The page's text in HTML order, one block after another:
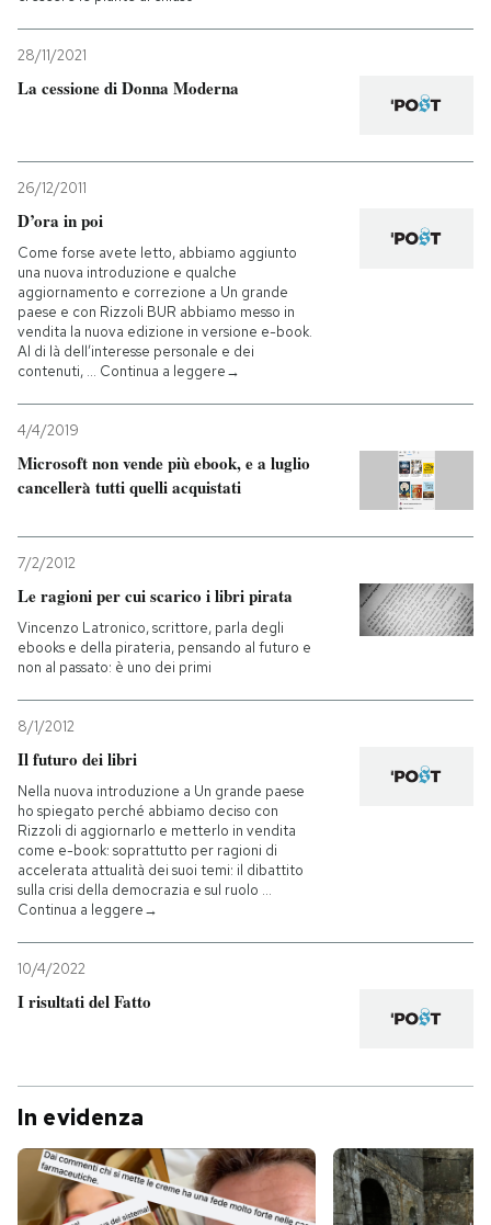
28/11/2021
La cessione di Donna Moderna
26/12/2011
D’ora in poi
Come forse avete letto, abbiamo aggiunto
una nuova introduzione e qualche
aggiornamento e correzione a Un grande
paese e con Rizzoli BUR abbiamo messo in
vendita la nuova edizione in versione e-book.
Al di là dell’interesse personale e dei
contenuti, … Continua a leggere→
4/4/2019
Microsoft non vende più ebook, e a luglio
cancellerà tutti quelli acquistati
7/2/2012
Le ragioni per cui scarico i libri pirata
Vincenzo Latronico, scrittore, parla degli
ebooks e della pirateria, pensando al futuro e
non al passato: è uno dei primi
8/1/2012
Il futuro dei libri
Nella nuova introduzione a Un grande paese
ho spiegato perché abbiamo deciso con
Rizzoli di aggiornarlo e metterlo in vendita
come e-book: soprattutto per ragioni di
accelerata attualità dei suoi temi: il dibattito
sulla crisi della democrazia e sul ruolo …
Continua a leggere→
10/4/2022
I risultati del Fatto
In evidenza